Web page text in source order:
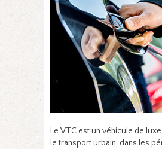
Le VTC est un véhicule de
le transport urbain, dans les